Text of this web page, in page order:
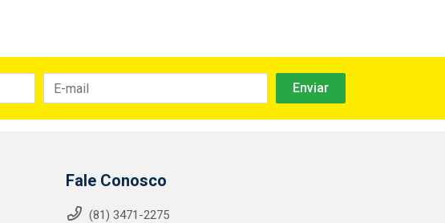
Fale Conosco
(81) 3471-2275